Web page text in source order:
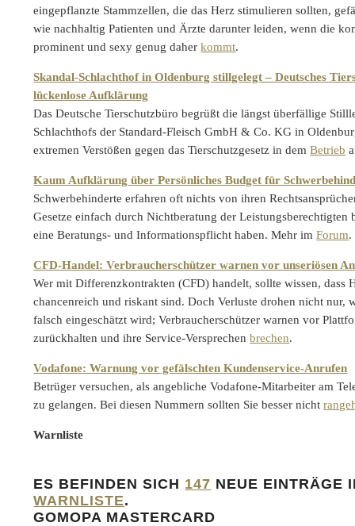
eingepflanzte Stammzellen, die das Herz stimulieren sollten,
wie nachhaltig Patienten und Ärzte darunter leiden, wenn die
prominent und sexy genug daherkommt.
Skandal-Schlachthof in Oldenburg stillgelegt – Deutsches
lückenlose Aufklärung
Das Deutsche Tierschutzbüro begrüßt die längst überfällige
Schlachthofs der Standard-Fleisch GmbH & Co. KG in
extremen Verstößen gegen das Tierschutzgesetz in demBetrieb
Kaum Aufklärung über Persönliches Budget für
Schwerbehinderte erfahren oft nichts von ihren
Gesetze einfach durch Nichtberatung der
eine Beratungs- und Informationspflicht haben. Mehr imForum.
CFD-Handel: Verbraucherschützer warnen vor unseriösen
Wer mit Differenzkontrakten (CFD) handelt, sollte wissen, dass
chancenreich und riskant sind. Doch Verluste drohen nicht nur,
falsch eingeschätzt wird; Verbraucherschützer warnen vor
zurückhalten und ihre Service-Versprechenbrechen.
Vodafone: Warnung vor gefälschten Kundenservice-Anrufen
Betrüger versuchen, als angebliche Vodafone-Mitarbeiter am
zu gelangen. Bei diesen Nummern sollten Sie besser nicht
Warnliste
ES BEFINDEN SICH 147 NEUE EINTRÄGE
WARNLISTE.
GOMOPA MASTERCARD